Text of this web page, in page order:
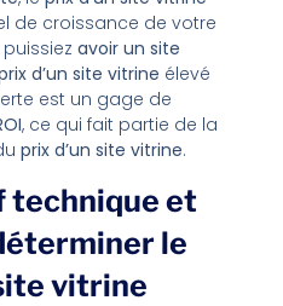
de croissance de votre
avoir un site
d’un site vitrine élevé
est un gage de
, ce qui fait partie de la
prix d’un site vitrine.
technique et
le
vitrine